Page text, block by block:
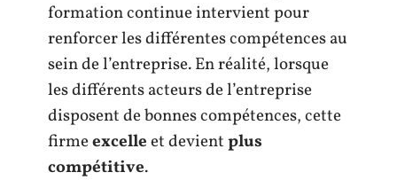
formation continue intervient pour
renforcer les différentes compétences au
sein de l’entreprise. En réalité, lorsque
les différents acteurs de l’entreprise
disposent de bonnes compétences, cette
firmeexcelleet devientplus
compétitive.